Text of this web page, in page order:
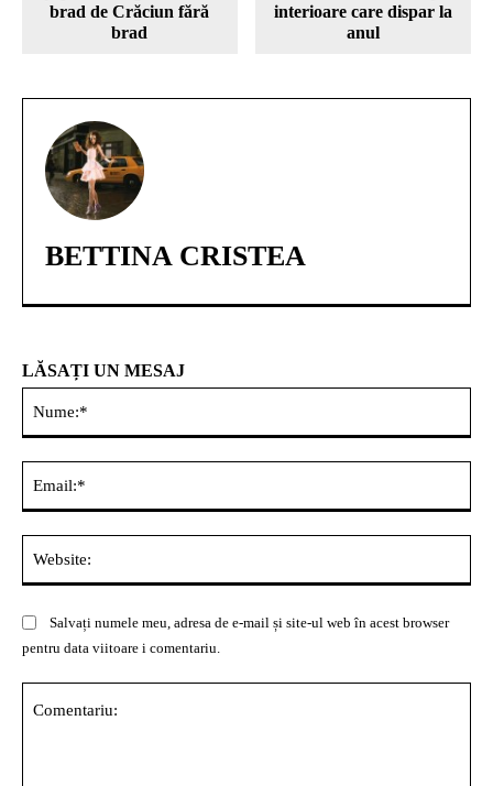
brad de Crăciun fără
brad
interioare care dispar la
anul
BETTINA CRISTEA
LĂSAȚI UN MESAJ
Salvați numele meu, adresa de e-mail și site-ul web în acest browser
pentru data viitoare i comentariu.